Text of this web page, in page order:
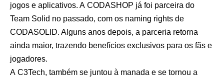
jogos e aplicativos. A CODASHOP já foi parceira do
Team Solid no passado, com os naming rights de
CODASOLID. Alguns anos depois, a parceria retorna
ainda maior, trazendo benefícios exclusivos para os fãs e
jogadores.
A C3Tech, também se juntou à manada e se tornou a